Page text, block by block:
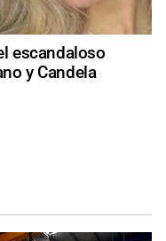
escandaloso
y Candela